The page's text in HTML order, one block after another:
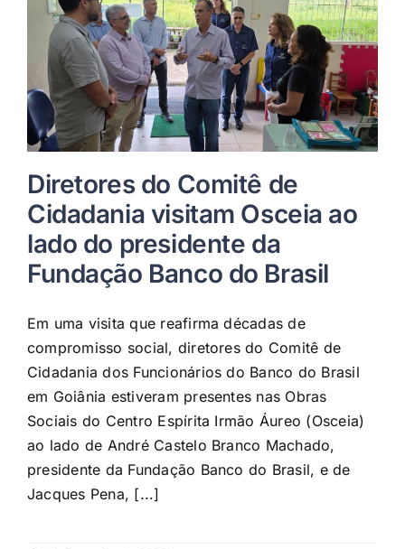
Diretores do Comitê de
Cidadania visitam Osceia ao
lado do presidente da
Fundação Banco do Brasil
Em uma visita que reafirma décadas de
compromisso social, diretores do Comitê de
Cidadania dos Funcionários do Banco do Brasil
em Goiânia estiveram presentes nas Obras
Sociais do Centro Espírita Irmão Áureo (Osceia)
ao lado de André Castelo Branco Machado,
presidente da Fundação Banco do Brasil, e de
Jacques Pena, [...]